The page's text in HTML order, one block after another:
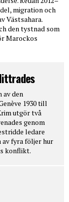
migration och
Västsahara.
den tystnad som
Marockos
av den
1930 till
utgör två
genom
ledare
av fyra följer hur
konflikt.